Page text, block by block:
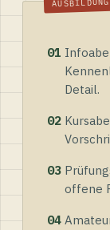
01
Detail.
02
03
offene
04